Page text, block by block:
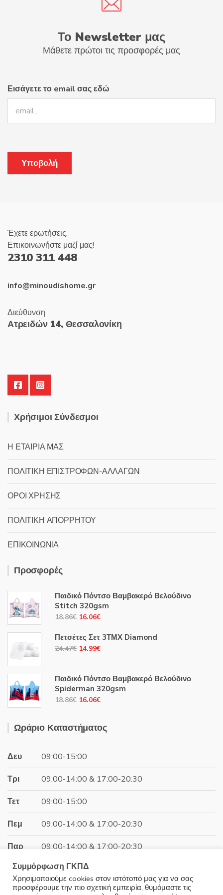
Το Newsletter μας
Μάθετε πρώτοι τις προσφορές μας
Εισάγετε το email σας εδώ
Έχετε ερωτήσεις;
Επικοινωνήστε μαζί μας!
2310 311 448
info@minoudishome.gr
Διεύθυνση
Ατρειδών 14, Θεσσαλονίκη
Χρήσιμοι Σύνδεσμοι
Η ΕΤΑΙΡΙΑ ΜΑΣ
ΠΟΛΙΤΙΚΗ ΕΠΙΣΤΡΟΦΩΝ-ΑΛΛΑΓΩΝ
ΟΡΟΙ ΧΡΗΣΗΣ
ΠΟΛΙΤΙΚΗ ΑΠΟΡΡΗΤΟΥ
ΕΠΙΚΟΙΝΩΝΙΑ
Προσφορές
Παιδικό Πόντσο Βαμβακερό Βελούδινο
Stitch 320gsm
18.86€ Original
was:
18.86€.
16.06€Η
τιμή
είναι:
Πετσέτες Σετ 3ΤΜΧ Diamond
24.47€ Original
24.47€.
14.99€Η
είναι:
14.99€.
Παιδικό Πόντσο Βαμβακερό Βελούδινο
Spiderman 320gsm
18.86€ Original
was:
18.86€.
16.06€Η
τιμή
είναι:
Ωράριο Καταστήματος
Δευ 09:00-15:00
Τρι 09:00-14:00 & 17:00-20:30
Τετ 09:00-15:00
Πεμ 09:00-14:00 & 17:00-20:30
Παρ 09:00-14:00 & 17:00-20:30
Σαβ 09:00-15:00
Κυρ Κλειστά
Συμμόρφωση ΓΚΠΔ
Χρησιμοποιούμε cookies στον ιστότοπό μας για να σας
προσφέρουμε την πιο σχετική εμπειρία, θυμόμαστε τις